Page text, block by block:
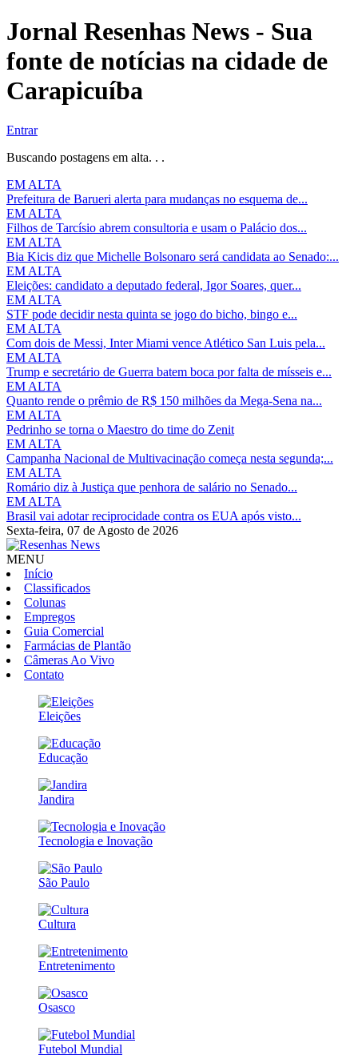
Jornal Resenhas News - Sua
fonte de notícias na cidade de
Carapicuíba
Entrar
Buscando postagens em alta. . .
EM ALTA
Prefeitura de Barueri alerta para mudanças no esquema de...
EM ALTA
Filhos de Tarcísio abrem consultoria e usam o Palácio dos...
EM ALTA
Bia Kicis diz que Michelle Bolsonaro será candidata ao Senado:...
EM ALTA
Eleições: candidato a deputado federal, Igor Soares, quer...
EM ALTA
STF pode decidir nesta quinta se jogo do bicho, bingo e...
EM ALTA
Com dois de Messi, Inter Miami vence Atlético San Luis pela...
EM ALTA
Trump e secretário de Guerra batem boca por falta de mísseis e...
EM ALTA
Quanto rende o prêmio de R$ 150 milhões da Mega-Sena na...
EM ALTA
Pedrinho se torna o Maestro do time do Zenit
EM ALTA
Campanha Nacional de Multivacinação começa nesta segunda;...
EM ALTA
Romário diz à Justiça que penhora de salário no Senado...
EM ALTA
Brasil vai adotar reciprocidade contra os EUA após visto...
Sexta-feira, 07 de Agosto de 2026
MENU
Início
Classificados
Colunas
Empregos
Guia Comercial
Farmácias de Plantão
Câmeras Ao Vivo
Contato
Eleições
Educação
Jandira
Tecnologia e Inovação
São Paulo
Cultura
Entretenimento
Osasco
Futebol Mundial